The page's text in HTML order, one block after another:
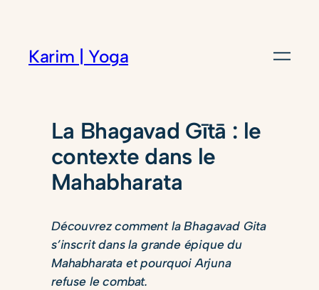
Karim | Yoga
La Bhagavad Gītā : le
contexte dans le
Mahabharata
Découvrez comment la Bhagavad Gita
s’inscrit dans la grande épique du
Mahabharata et pourquoi Arjuna
refuse le combat.